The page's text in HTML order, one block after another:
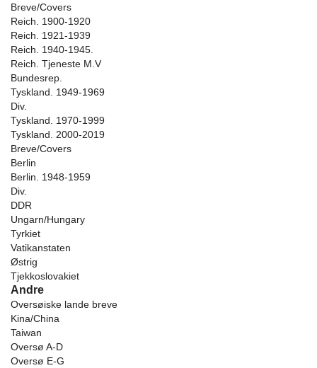
Breve/Covers
Reich. 1900-1920
Reich. 1921-1939
Reich. 1940-1945.
Reich. Tjeneste M.V
Bundesrep.
Tyskland. 1949-1969
Div.
Tyskland. 1970-1999
Tyskland. 2000-2019
Breve/Covers
Berlin
Berlin. 1948-1959
Div.
DDR
Ungarn/Hungary
Tyrkiet
Vatikanstaten
Østrig
Tjekkoslovakiet
Andre
Oversøiske lande breve
Kina/China
Taiwan
Oversø A-D
Oversø E-G